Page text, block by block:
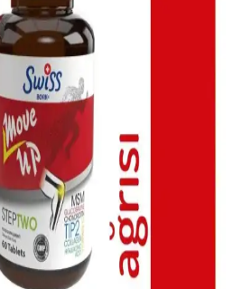
Losyonları: Etkili ve Uzun
sorunlarına yönelik yatıştırıcı ve
destekler, doğru kullanım ve
sağlar.
Önlenmesi ve Etkili
Bilgi
ışığı etkisiyle oluşan yüz
güneş koruyucu ve estetik
ve geciktirmek mümkündür.
İçin En Uygun Ürünler